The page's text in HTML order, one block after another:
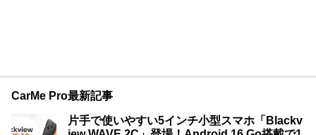
CarMe Pro最新記事
片手で使いやすい5インチ小型スマホ「Blackv